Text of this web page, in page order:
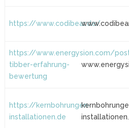
https://www.codibear.de/
https://www.energysion.com/
tibber-erfahrung-
bewertung
https://kernbohrungen-
installationen.de